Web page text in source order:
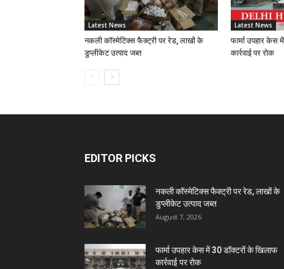
Latest News
नकली कॉस्मेटिक्स फैक्ट्री पर रेड, लाखों के
डुप्लीकेट उत्पाद जब्त
Latest News
फार्मा उपहार केस
कार्रवाई पर रोक
EDITOR PICKS
नकली कॉस्मेटिक्स फैक्ट्री पर रेड, लाखों के
डुप्लीकेट उत्पाद जब्त
August 7, 2026
फार्मा उपहार केस में 30 डॉक्टरों के खिलाफ
कार्रवाई पर रोक